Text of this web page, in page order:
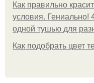
Как правильно
условия. Гениально!
одной тушью для
Как подобрать цвет